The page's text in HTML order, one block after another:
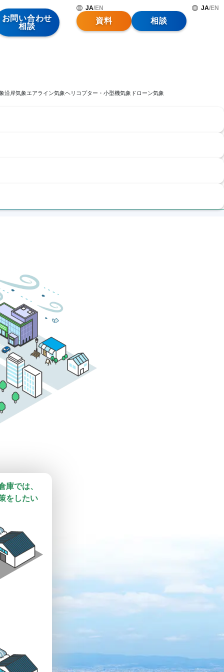
象
象
お問い合わせ
相談
JA/EN
資料 相談
沿岸気象エアライン気象ヘリコプター・小型機気象 ドローン気象
JA/EN
庫では、
をしたい